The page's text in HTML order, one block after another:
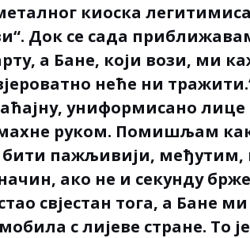
киоска
Док се сада
а Бане, који вози, ми
неће ни
униформисано
руком. Помишљам
бити пажљивији, међутим,
ако не и секунду
свјестан тога, а Бане
с лијеве стране. То